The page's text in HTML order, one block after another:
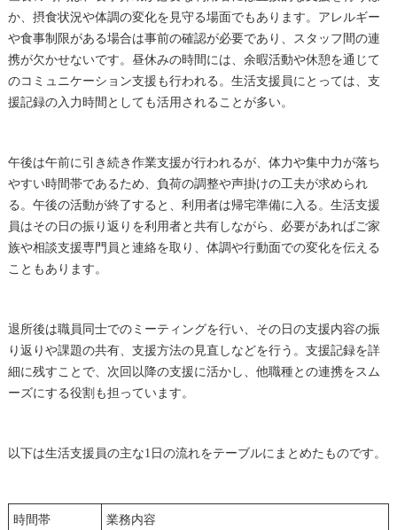
か、摂食状況や体調の変化を見守る場面でもあります。アレルギー
や食事制限がある場合は事前の確認が必要であり、スタッフ間の連
携が欠かせないです。昼休みの時間には、余暇活動や休憩を通じて
のコミュニケーション支援も行われる。生活支援員にとっては、支
援記録の入力時間としても活用されることが多い。
午後は午前に引き続き作業支援が行われるが、体力や集中力が落ち
やすい時間帯であるため、負荷の調整や声掛けの工夫が求められ
る。午後の活動が終了すると、利用者は帰宅準備に入る。生活支援
員はその日の振り返りを利用者と共有しながら、必要があればご家
族や相談支援専門員と連絡を取り、体調や行動面での変化を伝える
こともあります。
退所後は職員同士でのミーティングを行い、その日の支援内容の振
り返りや課題の共有、支援方法の見直しなどを行う。支援記録を詳
細に残すことで、次回以降の支援に活かし、他職種との連携をスム
ーズにする役割も担っています。
以下は生活支援員の主な1日の流れをテーブルにまとめたものです。
時間帯 業務内容